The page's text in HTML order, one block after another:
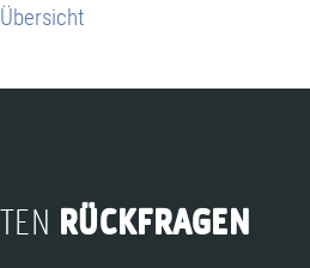
Übersicht
RÜCKFRAGEN